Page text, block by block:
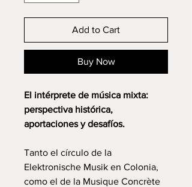
Add to Cart
Buy Now
El intérprete de música mixta:
perspectiva histórica,
aportaciones y desafíos.
Tanto el círculo de la
Elektronische Musik en Colonia,
como el de la Musique Concrète